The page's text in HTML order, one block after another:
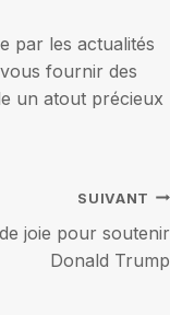
par les actualités
fournir des
un atout précieux
SUIVANT
joie pour soutenir
Donald Trump